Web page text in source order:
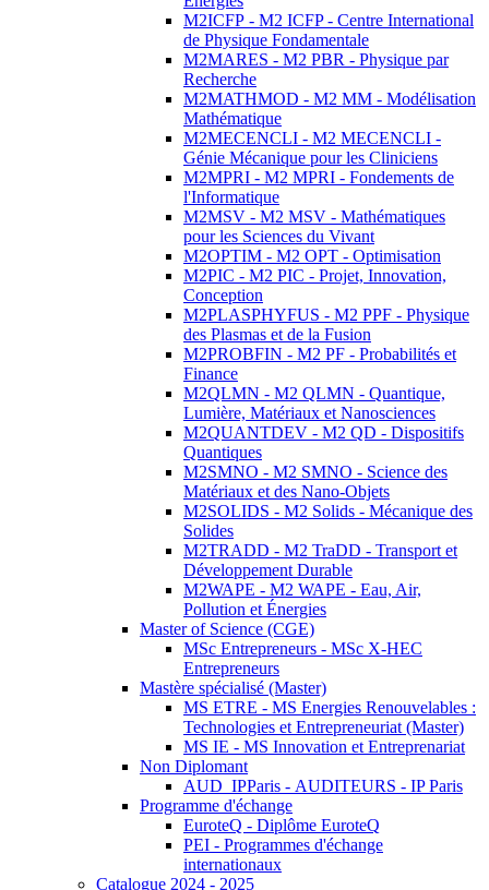
M2ICFP - M2 ICFP - Centre International
de Physique Fondamentale
M2MARES - M2 PBR - Physique par
Recherche
M2MATHMOD - M2 MM - Modélisation
Mathématique
M2MECENCLI - M2 MECENCLI -
Génie Mécanique pour les Cliniciens
M2MPRI - M2 MPRI - Fondements de
l'Informatique
M2MSV - M2 MSV - Mathématiques
pour les Sciences du Vivant
M2OPTIM - M2 OPT - Optimisation
M2PIC - M2 PIC - Projet, Innovation,
Conception
M2PLASPHYFUS - M2 PPF - Physique
des Plasmas et de la Fusion
M2PROBFIN - M2 PF - Probabilités et
Finance
M2QLMN - M2 QLMN - Quantique,
Lumière, Matériaux et Nanosciences
M2QUANTDEV - M2 QD - Dispositifs
Quantiques
M2SMNO - M2 SMNO - Science des
Matériaux et des Nano-Objets
M2SOLIDS - M2 Solids - Mécanique des
Solides
M2TRADD - M2 TraDD - Transport et
Développement Durable
M2WAPE - M2 WAPE - Eau, Air,
Pollution et Énergies
Master of Science (CGE)
MSc Entrepreneurs - MSc X-HEC
Entrepreneurs
Mastère spécialisé (Master)
MS ETRE - MS Energies Renouvelables :
Technologies et Entrepreneuriat (Master)
MS IE - MS Innovation et Entreprenariat
Non Diplomant
AUD_IPParis - AUDITEURS - IP Paris
Programme d'échange
EuroteQ - Diplôme EuroteQ
PEI - Programmes d'échange
internationaux
Catalogue 2024 - 2025